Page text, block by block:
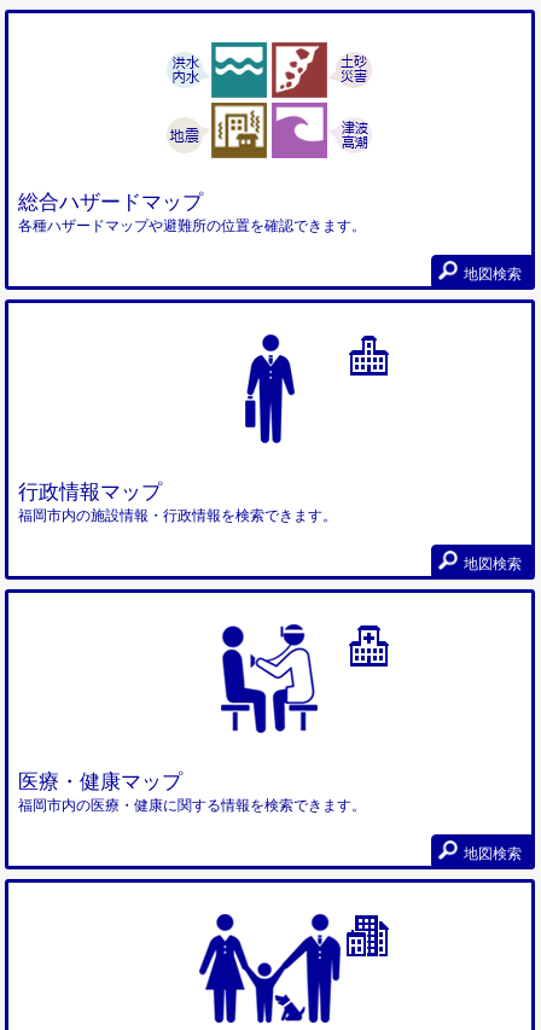
総合ハザードマップ
各種ハザードマップや避難所の位置を確認できます。
地図検索
行政情報マップ
福岡市内の施設情報・行政情報を検索できます。
地図検索
医療・健康マップ
福岡市内の医療・健康に関する情報を検索できます。
地図検索